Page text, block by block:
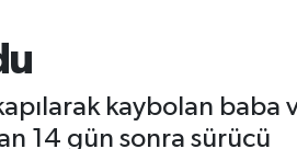
kaybolan baba
14 gün sonra sürücü